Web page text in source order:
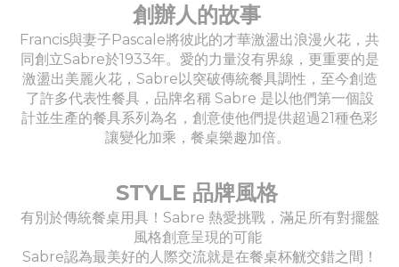
創辦人的故事
Francis與妻子Pascale將彼此的才華激盪出浪漫火花，共
同創立Sabre於1933年。愛的力量沒有界線，更重要的是
激盪出美麗火花，Sabre以突破傳統餐具調性，至今創造
了許多代表性餐具，品牌名稱 Sabre 是以他們第一個設
計並生產的餐具系列為名，創意使他們提供超過21種色彩
讓變化加乘，餐桌樂趣加倍。
STYLE 品牌風格
有別於傳統餐桌用具！Sabre 熱愛挑戰，滿足所有對擺盤
風格創意呈現的可能
Sabre認為最美好的人際交流就是在餐桌杯觥交錯之間！